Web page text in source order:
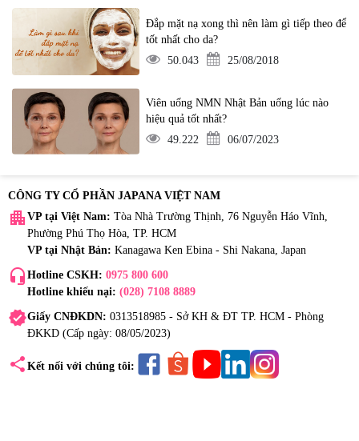
Đắp mặt nạ xong thì nên làm gì tiếp theo để
tốt nhất cho da?
50.043
25/08/2018
Viên uống NMN Nhật Bản uống lúc nào
hiệu quả tốt nhất?
49.222
06/07/2023
CÔNG TY CỔ PHẦN JAPANA VIỆT NAM
apartment VP tại Việt Nam: Tòa Nhà Trường Thịnh, 76 Nguyễn Háo Vĩnh,
Phường Phú Thọ Hòa, TP. HCM
VP tại Nhật Bản: Kanagawa Ken Ebina - Shi Nakana, Japan
headset_mic Hotline CSKH: 0975 800 600
Hotline khiếu nại: (028) 7108 8889
verifiedGiấy CNĐKDN: 0313518985 - Sở KH & ĐT TP. HCM - Phòng
ĐKKD (Cấp ngày: 08/05/2023)
share Kết nối với chúng tôi: